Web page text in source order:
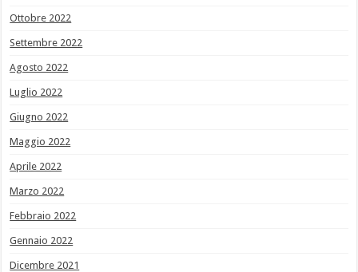
Ottobre 2022
Settembre 2022
Agosto 2022
Luglio 2022
Giugno 2022
Maggio 2022
Aprile 2022
Marzo 2022
Febbraio 2022
Gennaio 2022
Dicembre 2021